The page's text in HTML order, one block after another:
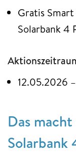
Gratis
Solarbank 4
12.05.2026
Das
Solarbank